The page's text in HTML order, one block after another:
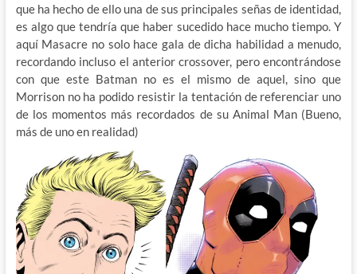
que ha hecho de ello una de sus principales señas de identidad,
es algo que tendría que haber sucedido hace mucho tiempo. Y
aquí Masacre no solo hace gala de dicha habilidad a menudo,
recordando incluso el anterior crossover, pero encontrándose
con que este Batman no es el mismo de aquel, sino que
Morrison no ha podido resistir la tentación de referenciar uno
de los momentos más recordados de su Animal Man (Bueno,
más de uno en realidad)